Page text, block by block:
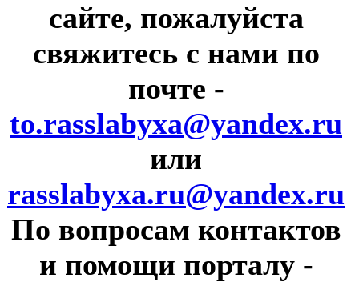
сайте, пожалуйста
свяжитесь с нами по
почте -
to.rasslabyxa@yandex.ru
или
rasslabyxa.ru@yandex.ru
По вопросам контактов
и помощи порталу -